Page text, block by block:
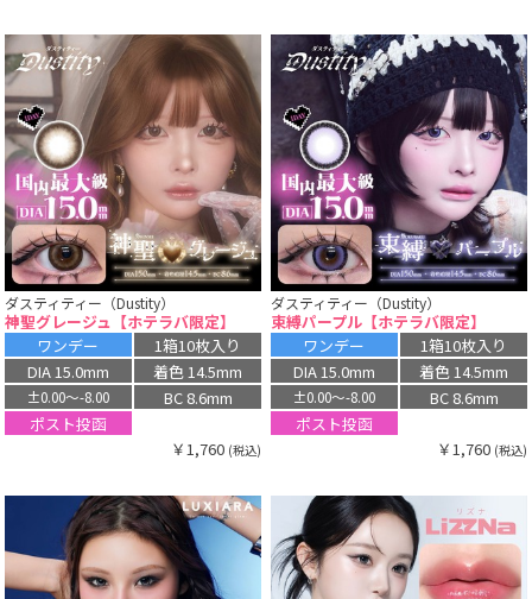
ダスティティー（Dustity）
神聖グレージュ【ホテラバ限定】
ワンデー
1箱10枚入り
DIA 15.0mm
着色 14.5mm
±0.00〜-8.00
BC 8.6mm
ポスト投函
￥1,760 (税込)
ダスティティー（Dustity）
束縛パープル【ホテラバ限定】
ワンデー
1箱10枚入り
DIA 15.0mm
着色 14.5mm
±0.00〜-8.00
BC 8.6mm
ポスト投函
￥1,760 (税込)